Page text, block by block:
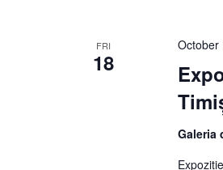
FRI
18
October
Galeria